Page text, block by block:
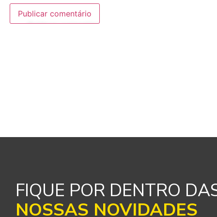
FIQUE POR DENTRO
NOSSAS NOVIDADES